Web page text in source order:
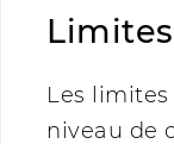
Limites
Les
niveau de